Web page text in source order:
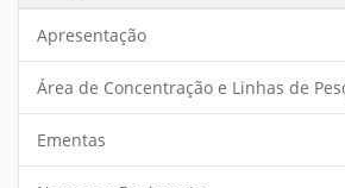
Apresentação
Área de Concentração e Linhas de
Ementas